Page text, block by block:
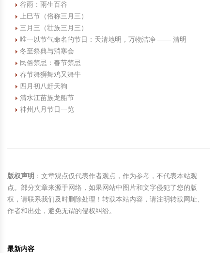
谷雨：雨生百谷
上巳节（俗称三月三）
三月三（壮族三月三）
唯一以节气命名的节日：天清地明，万物洁净 —— 清明
冬至祭典与消寒会
民俗禁忌：春节禁忌
春节舞狮舞鸡又舞牛
四月初八赶天狗
清水江苗族龙船节
神州八月节日一览
版权声明 ：文章观点仅代表作者观点，作为参考，不代表本站观
点。部分文章来源于网络，如果网站中图片和文字侵犯了您的版
权，请联系我们及时删除处理！转载本站内容，请注明转载网址、
作者和出处，避免无谓的侵权纠纷。
最新内容